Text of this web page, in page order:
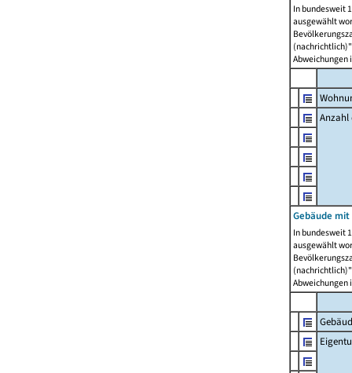
In bundesweit
ausgewählt
Abweichungen
Anzahl
Gebäude
In bundesweit
ausgewählt
Abweichungen